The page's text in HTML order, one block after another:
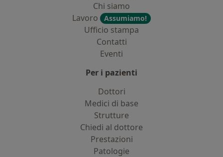
Chi siamo
Lavoro
Assumiamo!
Ufficio stampa
Contatti
Eventi
Per i pazienti
Dottori
Medici di base
Strutture
Chiedi al dottore
Prestazioni
Patologie